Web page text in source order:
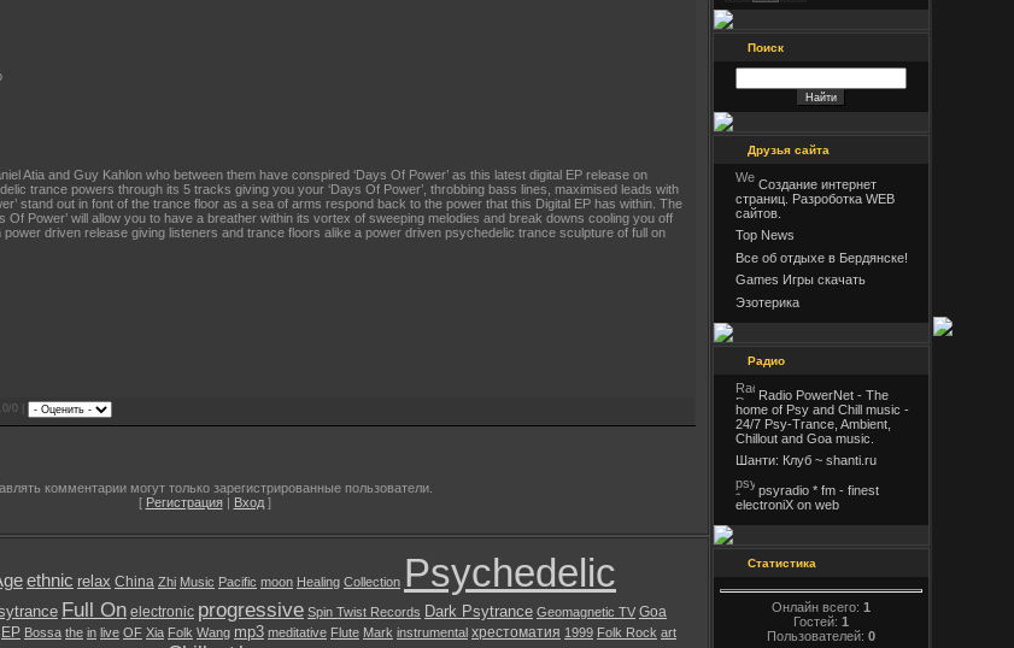
Atia and Guy Kahlon who between them have conspired ‘Days Of Power’ as this latest digital EP release on
trance powers through its 5 tracks giving you your ‘Days Of Power’, throbbing bass lines, maximised leads with
stand out in font of the trance floor as a sea of arms respond back to the power that this Digital EP has within. The
Of Power’ will allow you to have a breather within its vortex of sweeping melodies and break downs cooling you off
power driven release giving listeners and trance floors alike a power driven psychedelic trance sculpture of full on
0 |
комментарии могут только зарегистрированные пользователи.
[ Регистрация| Вход]
ethnic relax China Zhi Music Pacific moon Healing Collection Psychedelic
Full On electronic progressive Spin Twist Records Dark Psytrance Geomagnetic TV Goa
EP Bossa the in live OF Xia Folk Wang mp3 meditative Flute Mark instrumental хрестоматия 1999 Folk Rock art
Поиск
Друзья сайта
Создание интернет
страниц. Разроботка WEB
сайтов.
Top News
Все об отдыхе в Бердянске!
Games Игры скачать
Эзотерика
Радио
Radio PowerNet - The
home of Psy and Chill music -
24/7 Psy-Trance, Ambient,
Chillout and Goa music.
Шанти: Клуб ~ shanti.ru
psyradio * fm - finest
electroniX on web
Статистика
Онлайн всего: 1
Гостей: 1
Пользователей: 0